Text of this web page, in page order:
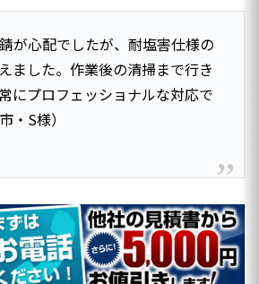
が心配でしたが、耐塩害仕様の
ました。作業後の清掃まで行き
にプロフェッショナルな対応で
・S様）